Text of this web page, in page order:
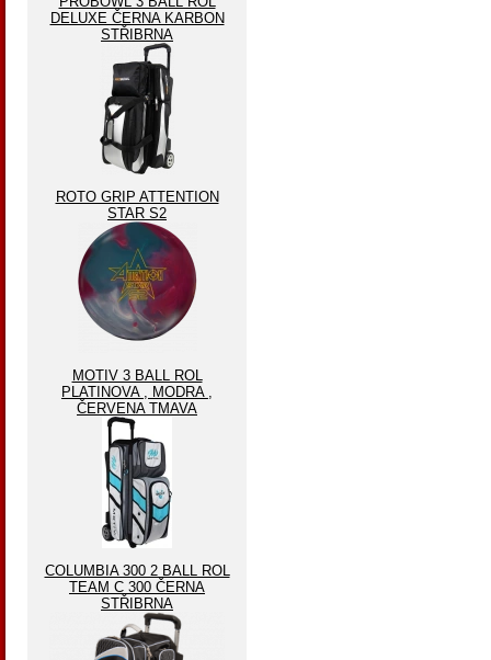
DELUXE ČERNA KARBON
STŘIBRNA
ROTO GRIP ATTENTION
STAR S2
MOTIV 3 BALL ROL
PLATINOVA , MODRA ,
ČERVENA TMAVA
COLUMBIA 300 2 BALL ROL
TEAM C 300 ČERNA
STŘIBRNA